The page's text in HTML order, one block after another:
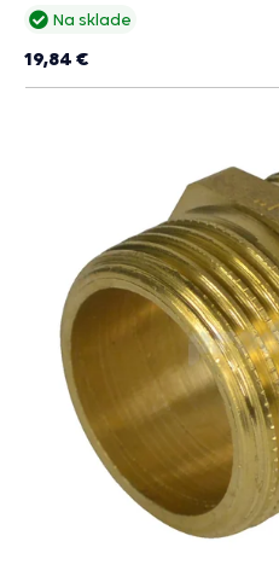
Na sklade
19,84 €